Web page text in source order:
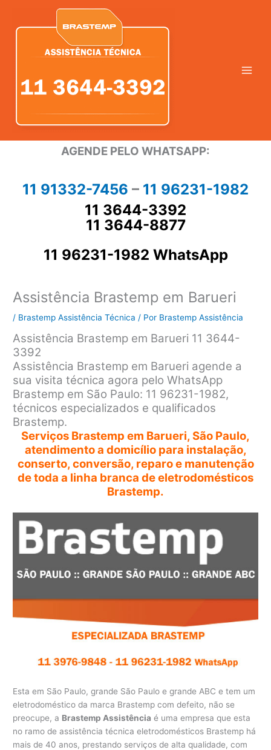
AGENDE PELO WHATSAPP:
11 91332-7456 – 11 96231-1982
11 3644-3392
11 3644-8877
11 96231-1982 WhatsApp
Assistência Brastemp em Barueri
/ Brastemp Assistência Técnica / Por Brastemp Assistência
Assistência Brastemp em Barueri 11 3644-
3392
Assistência Brastemp em Barueri agende a
sua visita técnica agora pelo WhatsApp
Brastemp em São Paulo: 11 96231-1982,
técnicos especializados e qualificados
Brastemp.
Serviços Brastemp em Barueri, São Paulo,
atendimento a domicílio para instalação,
conserto, conversão, reparo e manutenção
de toda a linha branca de eletrodomésticos
Brastemp.
Esta em São Paulo, grande São Paulo e grande ABC e tem um
eletrodoméstico da marca Brastemp com defeito, não se
preocupe, a Brastemp Assistência é uma empresa que esta
no ramo de assistência técnica eletrodomésticos Brastemp há
mais de 40 anos, prestando serviços de alta qualidade, com